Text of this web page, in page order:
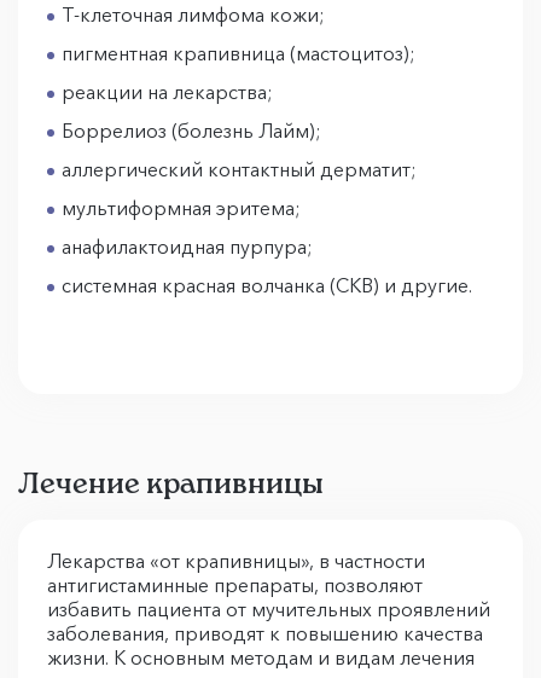
Т-клеточная лимфома кожи;
пигментная крапивница (мастоцитоз);
реакции на лекарства;
Боррелиоз (болезнь Лайм);
аллергический контактный дерматит;
мультиформная эритема;
анафилактоидная пурпура;
системная красная волчанка (СКВ) и другие.
Лечение крапивницы
Лекарства «от крапивницы», в частности
антигистаминные препараты, позволяют
избавить пациента от мучительных проявлений
заболевания, приводят к повышению качества
жизни. К основным методам и видам лечения